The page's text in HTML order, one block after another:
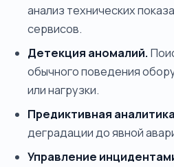
анализ технических
сервисов.
Детекция аномалий.
обычного поведения
или нагрузки.
Предиктивная
деградации до явной
Управление